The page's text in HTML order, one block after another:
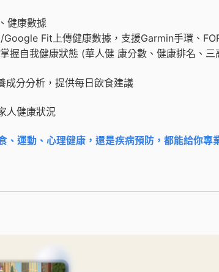
健康數據
Google Fit上傳健康數據，支援Garmin手環、
掌握自我健康狀態 (華人健 康分數、健康排名、三
成分分析，提供每日飲食建議
人健康狀況
、運動、心理健康，還是疾病預防 ，都能給你專